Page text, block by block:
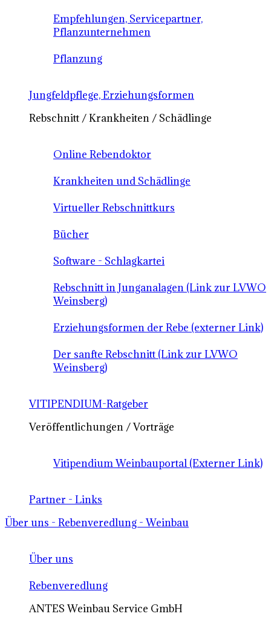
Empfehlungen, Servicepartner,
Pflanzunternehmen
Pflanzung
Jungfeldpflege, Erziehungsformen
Rebschnitt / Krankheiten / Schädlinge
Online Rebendoktor
Krankheiten und Schädlinge
Virtueller Rebschnittkurs
Bücher
Software - Schlagkartei
Rebschnitt in Junganalagen (Link zur LVWO
Weinsberg)
Erziehungsformen der Rebe (externer Link)
Der sanfte Rebschnitt (Link zur LVWO
Weinsberg)
VITIPENDIUM-Ratgeber
Veröffentlichungen / Vorträge
Vitipendium Weinbauportal (Externer Link)
Partner - Links
Über uns - Rebenveredlung - Weinbau
Über uns
Rebenveredlung
ANTES Weinbau Service GmbH